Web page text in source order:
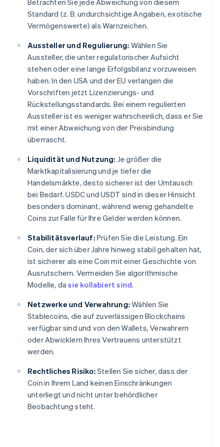
Betrachten Sie jede Abweichung von diesem
Standard (z. B. undurchsichtige Angaben, exotische
Vermögenswerte) als Warnzeichen.
Aussteller und Regulierung: Wählen Sie
Aussteller, die unter regulatorischer Aufsicht
stehen oder eine lange Erfolgsbilanz vorzuweisen
haben. In den USA und der EU verlangen die
Vorschriften jetzt Lizenzierungs- und
Rückstellungsstandards. Bei einem regulierten
Aussteller ist es weniger wahrscheinlich, dass er Sie
mit einer Abweichung von der Preisbindung
überrascht.
Liquidität und Nutzung: Je größer die
Marktkapitalisierung und je tiefer die
Handelsmärkte, desto sicherer ist der Umtausch
bei Bedarf. USDC und USDT sind in dieser Hinsicht
besonders dominant, während wenig gehandelte
Coins zur Falle für Ihre Gelder werden können.
Stabilitätsverlauf: Prüfen Sie die Leistung. Ein
Coin, der sich über Jahre hinweg stabil gehalten hat,
ist sicherer als eine Coin mit einer Geschichte von
Ausrutschern. Vermeiden Sie algorithmische
Modelle, dasie kollabiert sind.
Netzwerke und Verwahrung: Wählen Sie
Stablecoins, die auf zuverlässigen Blockchains
verfügbar sind und von den Wallets, Verwahrern
oder Abwicklern Ihres Vertrauens unterstützt
werden.
Rechtliches Risiko: Stellen Sie sicher, dass der
Coin in Ihrem Land keinen Einschränkungen
unterliegt und nicht unter behördlicher
Beobachtung steht.